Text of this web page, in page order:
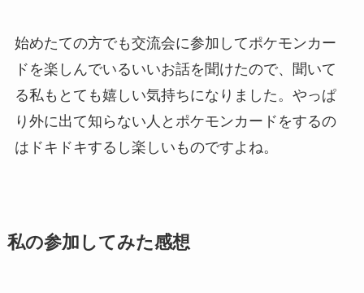
始めたての方でも交流会に参加してポケモンカー
ドを楽しんでいるいいお話を聞けたので、聞いて
る私もとても嬉しい気持ちになりました。やっぱ
り外に出て知らない人とポケモンカードをするの
はドキドキするし楽しいものですよね。
私の参加してみた感想